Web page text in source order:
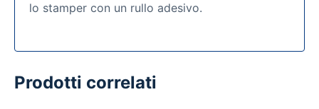
lo stamper con un rullo adesivo.
Prodotti correlati